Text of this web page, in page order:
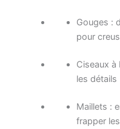
Gouges :
pour
Ciseaux
les détails
Maillets :
frapper